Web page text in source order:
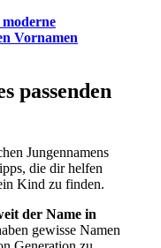
Vornamen
passenden
Jungennamens
die dir helfen
Kind zu finden.
der Name in
gewisse Namen